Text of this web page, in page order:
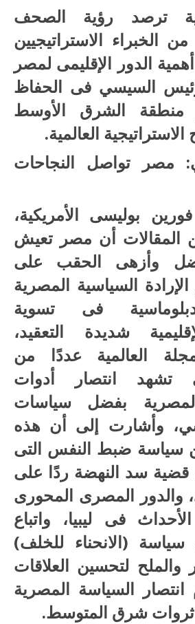
ترصد رؤية الصحف
الخبراء الاستراتيجيين
الدور الإقليمى لمصر
السيسي فى الحفاظ
منطقة الشرق الأوسط
العالمية.
مصر تواصل النجاحات
بوليسى الأمريكية،
أن مصر تعيش
وأزهى الحقب على
السياسية المصرية
فى تسوية
شديدة التعقيد،
العالمية عددًا من
تشهد انتصار أدوات
المصرية بفضل سياسات
وأشارت إلى أن هذه
سياسة ضبط النفس التى
سد النهضة ردًا على
والدور المصرى المحورى
فى ليبيا، واتباع
سياسة (الانحناء للخلف)
لتحسين العلاقات
السياسة المصرية
شرق المتوسط.